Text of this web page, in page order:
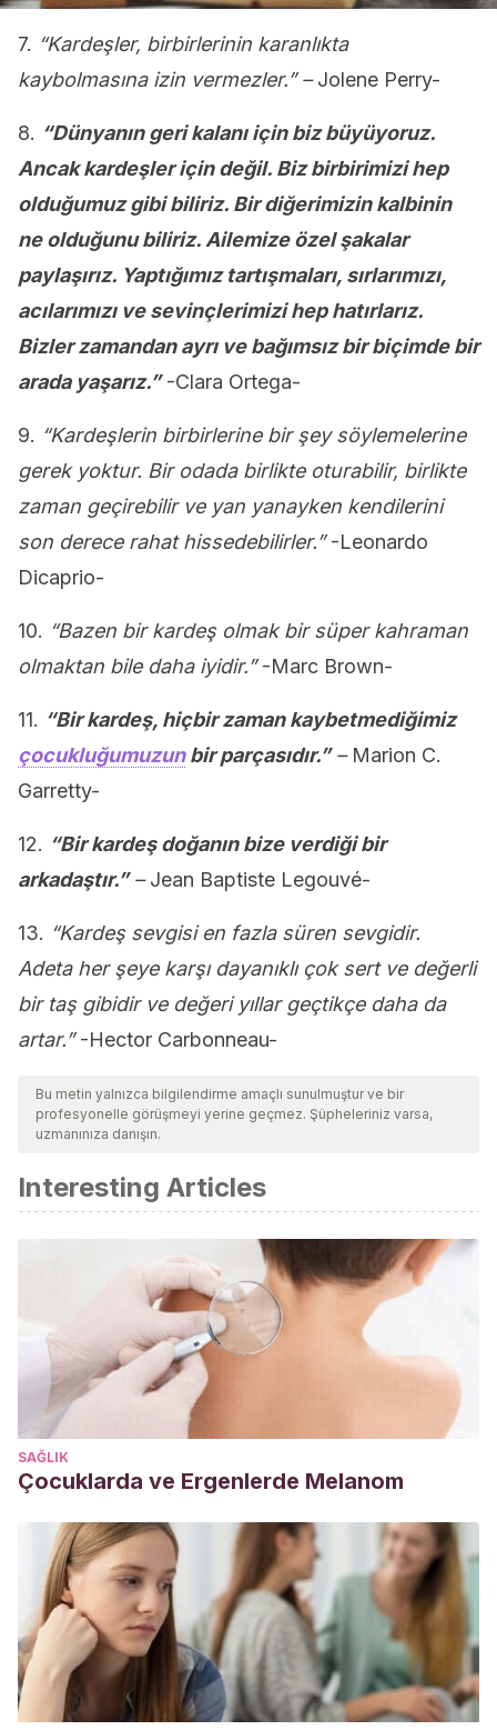
7. “Kardeşler, birbirlerinin karanlıkta
kaybolmasına izin vermezler.” –Jolene Perry-
8. “Dünyanın geri kalanı için biz büyüyoruz.
Ancak kardeşler için değil. Biz birbirimizi hep
olduğumuz gibi biliriz. Bir diğerimizin kalbinin
ne olduğunu biliriz. Ailemize özel şakalar
paylaşırız. Yaptığımız tartışmaları, sırlarımızı,
acılarımızı ve sevinçlerimizi hep hatırlarız.
Bizler zamandan ayrı ve bağımsız bir biçimde bir
arada yaşarız.”-Clara Ortega-
9. “Kardeşlerin birbirlerine bir şey söylemelerine
gerek yoktur. Bir odada birlikte oturabilir, birlikte
zaman geçirebilir ve yan yanayken kendilerini
son derece rahat hissedebilirler.”-Leonardo
Dicaprio-
10. “Bazen bir kardeş olmak bir süper kahraman
olmaktan bile daha iyidir.”-Marc Brown-
11. “Bir kardeş, hiçbir zaman kaybetmediğimiz
çocukluğumuzunbir parçasıdır.” –Marion C.
Garretty-
12. “Bir kardeş doğanın bize verdiği bir
arkadaştır.” –Jean Baptiste Legouvé-
13. “Kardeş sevgisi en fazla süren sevgidir.
Adeta her şeye karşı dayanıklı çok sert ve değerli
bir taş gibidir ve değeri yıllar geçtikçe daha da
artar.”-Hector Carbonneau-
Bu metin yalnızca bilgilendirme amaçlı sunulmuştur ve bir
profesyonelle görüşmeyi yerine geçmez. Şüpheleriniz varsa,
uzmanınıza danışın.
Interesting Articles
SAĞLIK
Çocuklarda ve Ergenlerde Melanom